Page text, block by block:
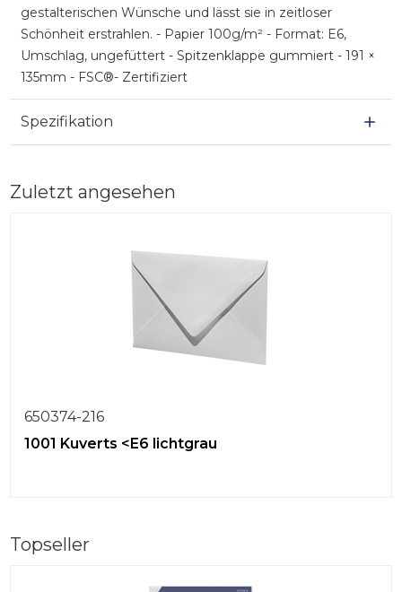
gestalterischen Wünsche und lässt sie in zeitloser
Schönheit erstrahlen. - Papier 100g/m² - Format: E6,
Umschlag, ungefüttert - Spitzenklappe gummiert - 191 ×
135mm - FSC®- Zertifiziert
Spezifikation
Zuletzt angesehen
650374-216
1001 Kuverts <E6 lichtgrau
Topseller